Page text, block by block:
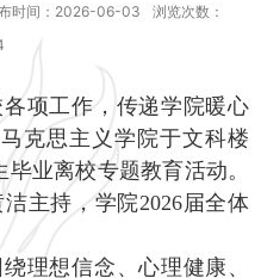
时间：2026-06-03
浏览次数：
项工作，传递学院暖心
克思主义学院于文科楼
业离校专题教育活动。
主持，学院2026届全体
理想信念、心理健康、